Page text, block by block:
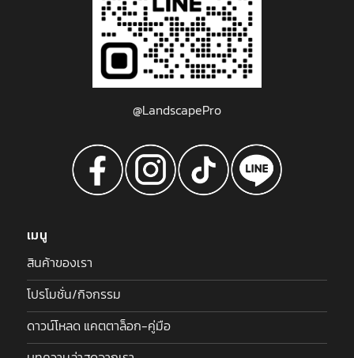
@LandscapePro
เมนู
สินค้าของเรา
โปรโมชั่น/กิจกรรม
ดาวน์โหลด แคตตาล็อก-คู่มือ